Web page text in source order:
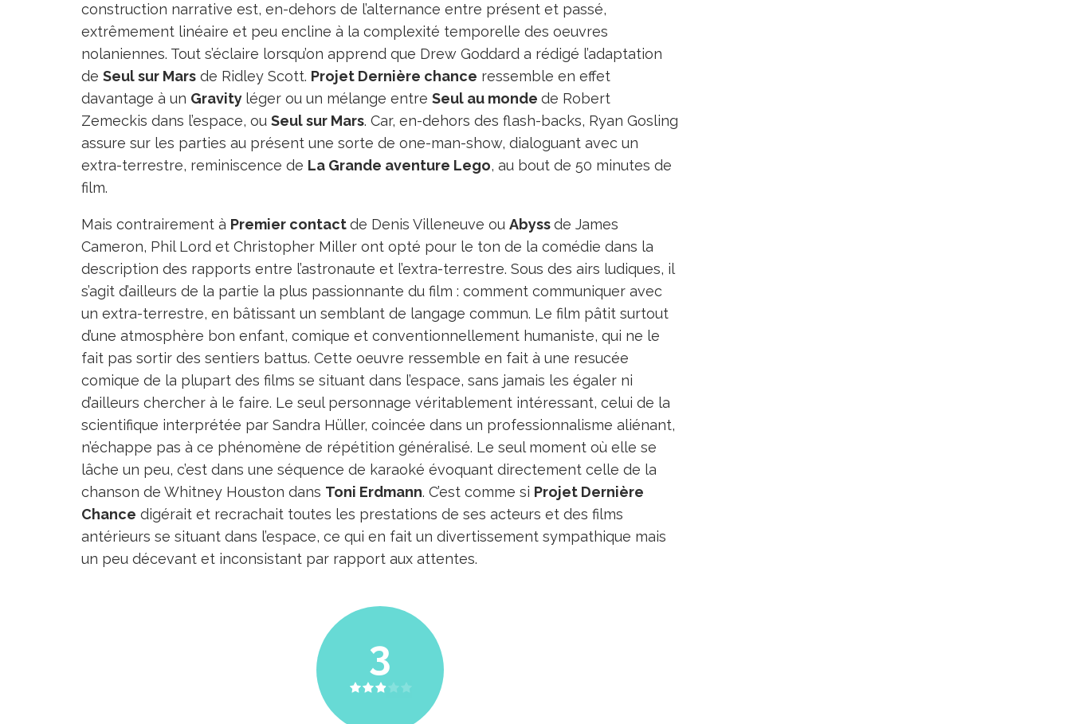
construction narrative est, en-dehors de l’alternance entre présent et passé,
extrêmement linéaire et peu encline à la complexité temporelle des oeuvres
nolaniennes. Tout s’éclaire lorsqu’on apprend que Drew Goddard a rédigé l’adaptation
de Seul sur Mars de Ridley Scott. Projet Dernière chance ressemble en effet
davantage à un Gravity léger ou un mélange entre Seul au monde de Robert
Zemeckis dans l’espace, ou Seul sur Mars. Car, en-dehors des flash-backs, Ryan Gosling
assure sur les parties au présent une sorte de one-man-show, dialoguant avec un
extra-terrestre, reminiscence de La Grande aventure Lego, au bout de 50 minutes de
film.
Mais contrairement à Premier contactde Denis Villeneuve ou Abyssde James
Cameron, Phil Lord et Christopher Miller ont opté pour le ton de la comédie dans la
description des rapports entre l’astronaute et l’extra-terrestre. Sous des airs ludiques, il
s’agit d’ailleurs de la partie la plus passionnante du film : comment communiquer avec
un extra-terrestre, en bâtissant un semblant de langage commun. Le film pâtit surtout
d’une atmosphère bon enfant, comique et conventionnellement humaniste, qui ne le
fait pas sortir des sentiers battus. Cette oeuvre ressemble en fait à une resucée
comique de la plupart des films se situant dans l’espace, sans jamais les égaler ni
d’ailleurs chercher à le faire. Le seul personnage véritablement intéressant, celui de la
scientifique interprétée par Sandra Hüller, coincée dans un professionnalisme aliénant,
n’échappe pas à ce phénomène de répétition généralisé. Le seul moment où elle se
lâche un peu, c’est dans une séquence de karaoké évoquant directement celle de la
chanson de Whitney Houston dans Toni Erdmann. C’est comme si Projet Dernière
Chance digérait et recrachait toutes les prestations de ses acteurs et des films
antérieurs se situant dans l’espace, ce qui en fait un divertissement sympathique mais
un peu décevant et inconsistant par rapport aux attentes.
3